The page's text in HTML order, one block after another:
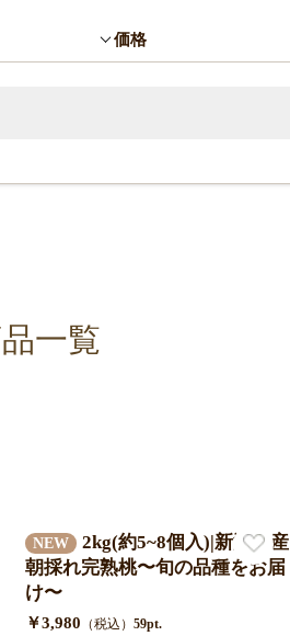
価格
一覧
NEW
2kg(約5~8個入)|新潟県産
朝採れ完熟桃〜旬の品種をお届
け〜
￥3,980 （税込） 59pt.